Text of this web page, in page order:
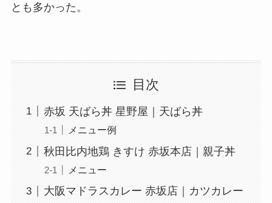
とも多かった。
目次
赤坂 天ばら丼 星野屋｜天ばら丼
メニュー例
秋田比内地鶏 きすけ 赤坂本店｜親子丼
メニュー
大阪マドラスカレー 赤坂店｜カツカレー